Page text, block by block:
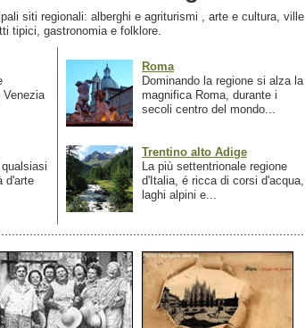
siti regionali: alberghi e agriturismi , arte e cultura, ville
tipici, gastronomia e folklore.
Venezia
d'arte
Roma
Dominando la regione si alza la
magnifica Roma, durante i
secoli centro del mondo...
Trentino alto Adige
La più settentrionale regione
d'Italia, é ricca di corsi d'acqua,
laghi alpini e...